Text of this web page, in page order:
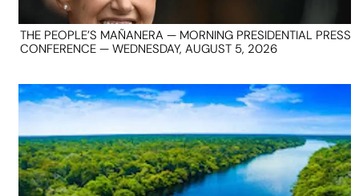
THE PEOPLE’S MAÑANERA — MORNING PRESIDENTIAL PRESS
CONFERENCE — WEDNESDAY, AUGUST 5, 2026